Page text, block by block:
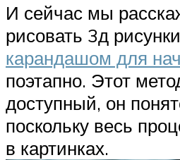
И сейчас мы
рисовать 3д
карандашом для
поэтапно. Этот
доступный, он
поскольку весь
в картинках.